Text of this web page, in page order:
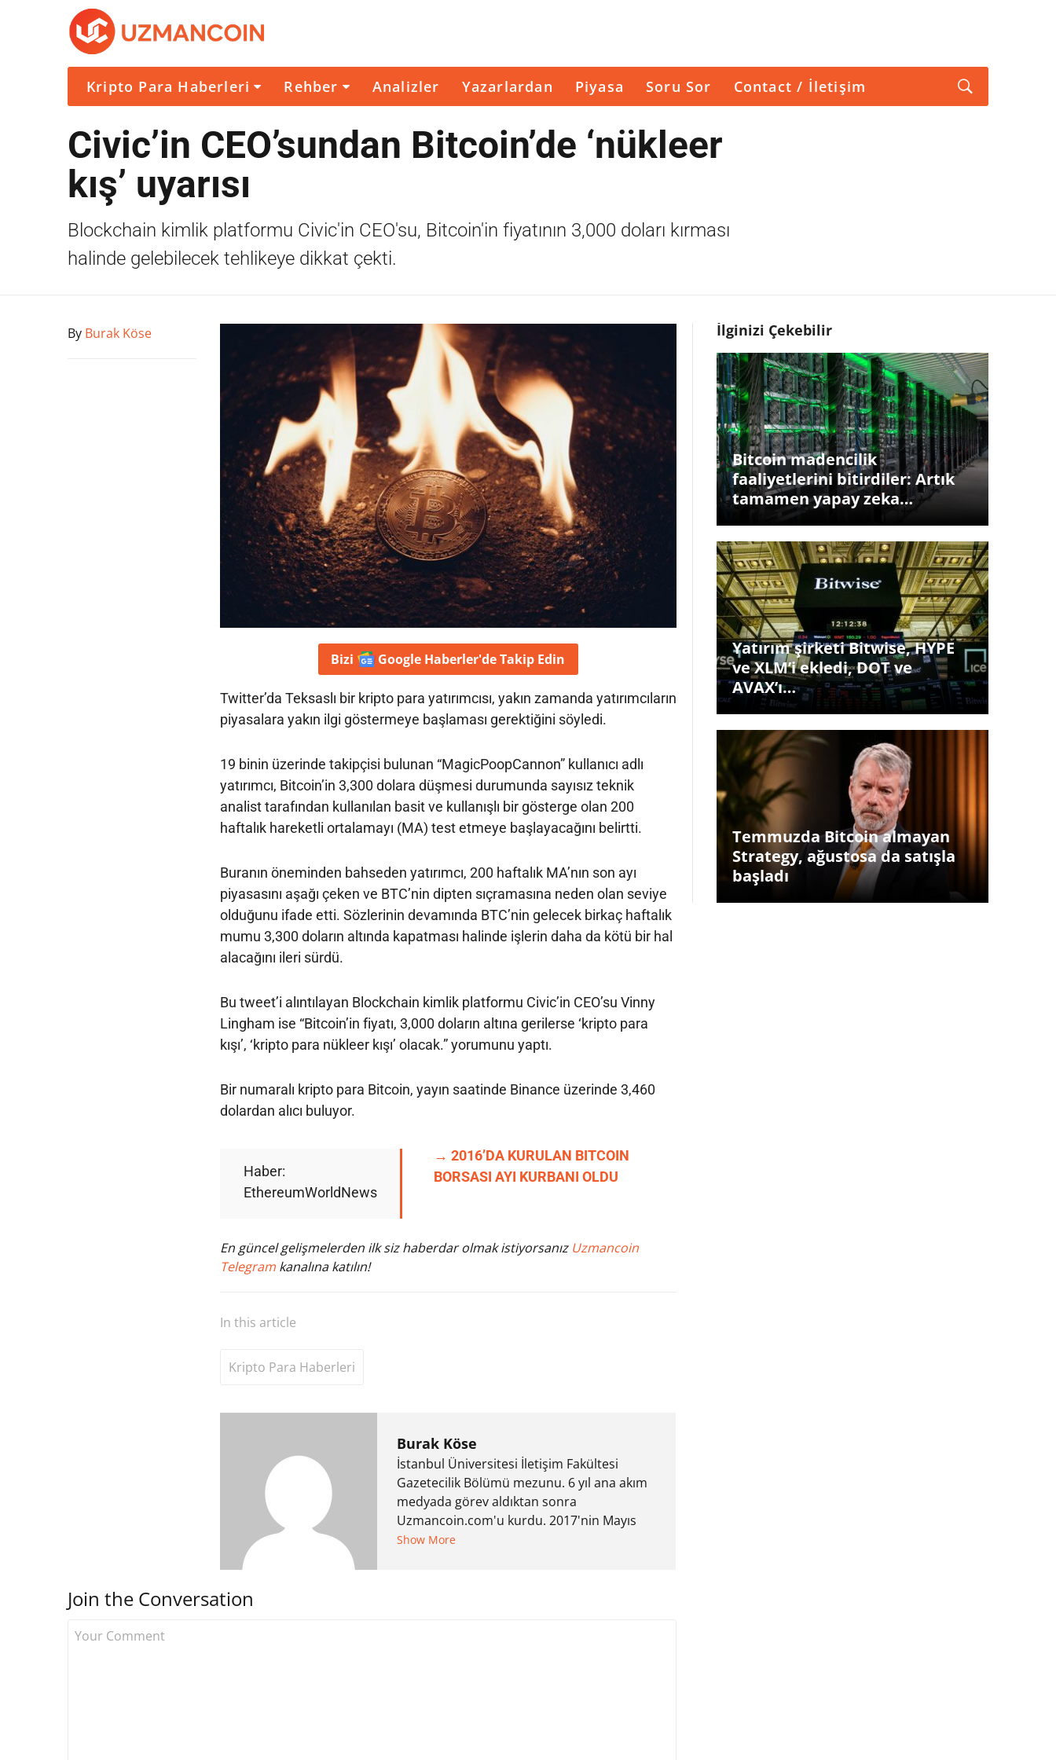
Kripto Para Haberleri Rehber Analizler Yazarlardan Piyasa Soru Sor Contact / İletişim
Civic’in CEO’sundan Bitcoin’de ‘nükleer
kış’ uyarısı
Blockchain kimlik platformu Civic'in CEO'su, Bitcoin'in fiyatının 3,000 doları kırması
halinde gelebilecek tehlikeye dikkat çekti.
By Burak Köse
Bizi Google Haberler'deTakip Edin
Twitter’da Teksaslı bir kripto para yatırımcısı, yakın zamanda yatırımcıların
piyasalara yakın ilgi göstermeye başlaması gerektiğini söyledi.
19 binin üzerinde takipçisi bulunan “MagicPoopCannon” kullanıcı adlı
yatırımcı, Bitcoin’in 3,300 dolara düşmesi durumunda sayısız teknik
analist tarafından kullanılan basit ve kullanışlı bir gösterge olan 200
haftalık hareketli ortalamayı (MA) test etmeye başlayacağını belirtti.
Buranın öneminden bahseden yatırımcı, 200 haftalık MA’nın son ayı
piyasasını aşağı çeken ve BTC’nin dipten sıçramasına neden olan seviye
olduğunu ifade etti. Sözlerinin devamında BTC’nin gelecek birkaç haftalık
mumu 3,300 doların altında kapatması halinde işlerin daha da kötü bir hal
alacağını ileri sürdü.
Bu tweet’i alıntılayan Blockchain kimlik platformu Civic’in CEO’su Vinny
Lingham ise “Bitcoin’in fiyatı, 3,000 doların altına gerilerse ‘kripto para
kışı’, ‘kripto para nükleer kışı’ olacak.” yorumunu yaptı.
Bir numaralı kripto para Bitcoin, yayın saatinde Binance üzerinde 3,460
dolardan alıcı buluyor.
Haber:
EthereumWorldNews
→ 2016’DA KURULAN BITCOIN
BORSASI AYI KURBANI OLDU
En güncel gelişmelerden ilk siz haberdar olmak istiyorsanız Uzmancoin
Telegram kanalına katılın!
In this article
Kripto Para Haberleri
Burak Köse
İstanbul Üniversitesi İletişim Fakültesi
Gazetecilik Bölümü mezunu. 6 yıl ana akım
medyada görev aldıktan sonra
Uzmancoin.com'u kurdu. 2017'nin Mayıs
ayından bu yana bilfiil kripto para
Show More
Join the Conversation
İlginizi Çekebilir
Bitcoin madencilik
faaliyetlerini bitirdiler: Artık
tamamen yapay zeka…
Yatırım şirketi Bitwise, HYPE
ve XLM’i ekledi, DOT ve
AVAX’ı…
Temmuzda Bitcoin almayan
Strategy, ağustosa da satışla
başladı